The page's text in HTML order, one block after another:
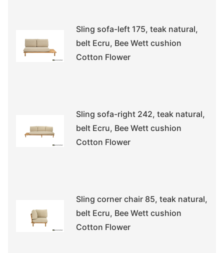
Sling sofa-left 175, teak natural,
belt Ecru, Bee Wett cushion
Cotton Flower
Sling sofa-right 242, teak natural,
belt Ecru, Bee Wett cushion
Cotton Flower
Sling corner chair 85, teak natural,
belt Ecru, Bee Wett cushion
Cotton Flower